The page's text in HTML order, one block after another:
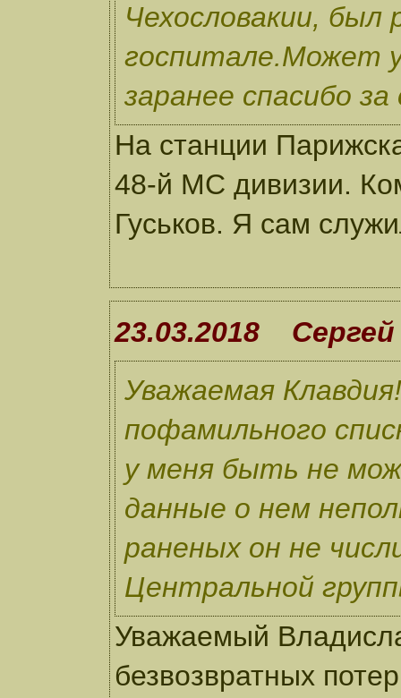
Чехословакии, был
госпитале.Может
заранее спасибо
На станции
48-й МС дивизии.
Гуськов. Я сам
23.03.2018
Уважаемая
пофамильного
у меня быть не
данные о нем
раненых он не
Центральной
Уважаемый
безвозвратных